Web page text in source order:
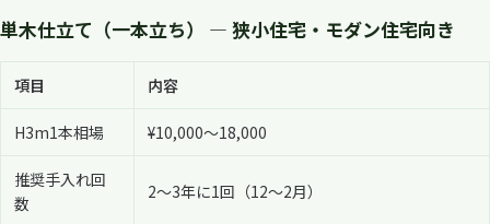
単木仕立て（一本立ち） — 狭小住宅・モダン住宅向き
項目 内容
H3m1本相場 ¥10,000〜18,000
推奨手入れ回
数
2〜3年に1回（12〜2月）